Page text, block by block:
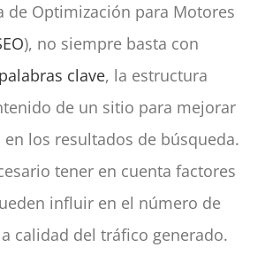
de Optimización para Motores
), no siempre basta con
palabras clave, la estructura
de un sitio para mejorar
en los resultados de búsqueda.
tener en cuenta factores
influir en el número de
calidad del tráfico generado.